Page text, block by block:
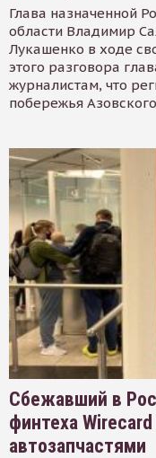
Глава назначенной
области Владимир
Лукашенко в ходе
этого разговора
журналистам, что
побережья
Сбежавший в
финтеха
автозапчастями